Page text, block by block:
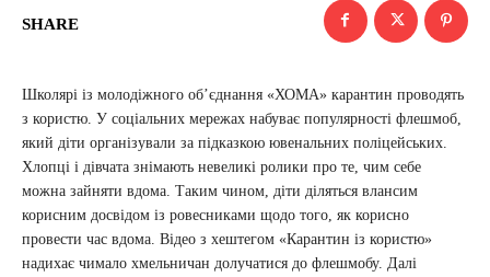
SHARE
Школярі із молодіжного об’єднання «ХОМА» карантин проводять
з користю. У соціальних мережах набуває популярності флешмоб,
який діти організували за підказкою ювенальних поліцейських.
Хлопці і дівчата знімають невеликі ролики про те, чим себе
можна зайняти вдома. Таким чином, діти діляться влансим
корисним досвідом із ровесниками щодо того, як корисно
провести час вдома. Відео з хештегом «Карантин із користю»
надихає чимало хмельничан долучатися до флешмобу. Далі